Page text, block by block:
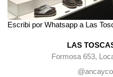
Escribi por Whatsapp a Las
LAS
Formosa 653,